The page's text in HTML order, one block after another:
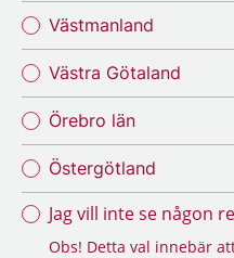
Västmanland
Västra Götaland
Örebro län
Östergötland
Jag vill inte se någon
Obs! Detta val innebär